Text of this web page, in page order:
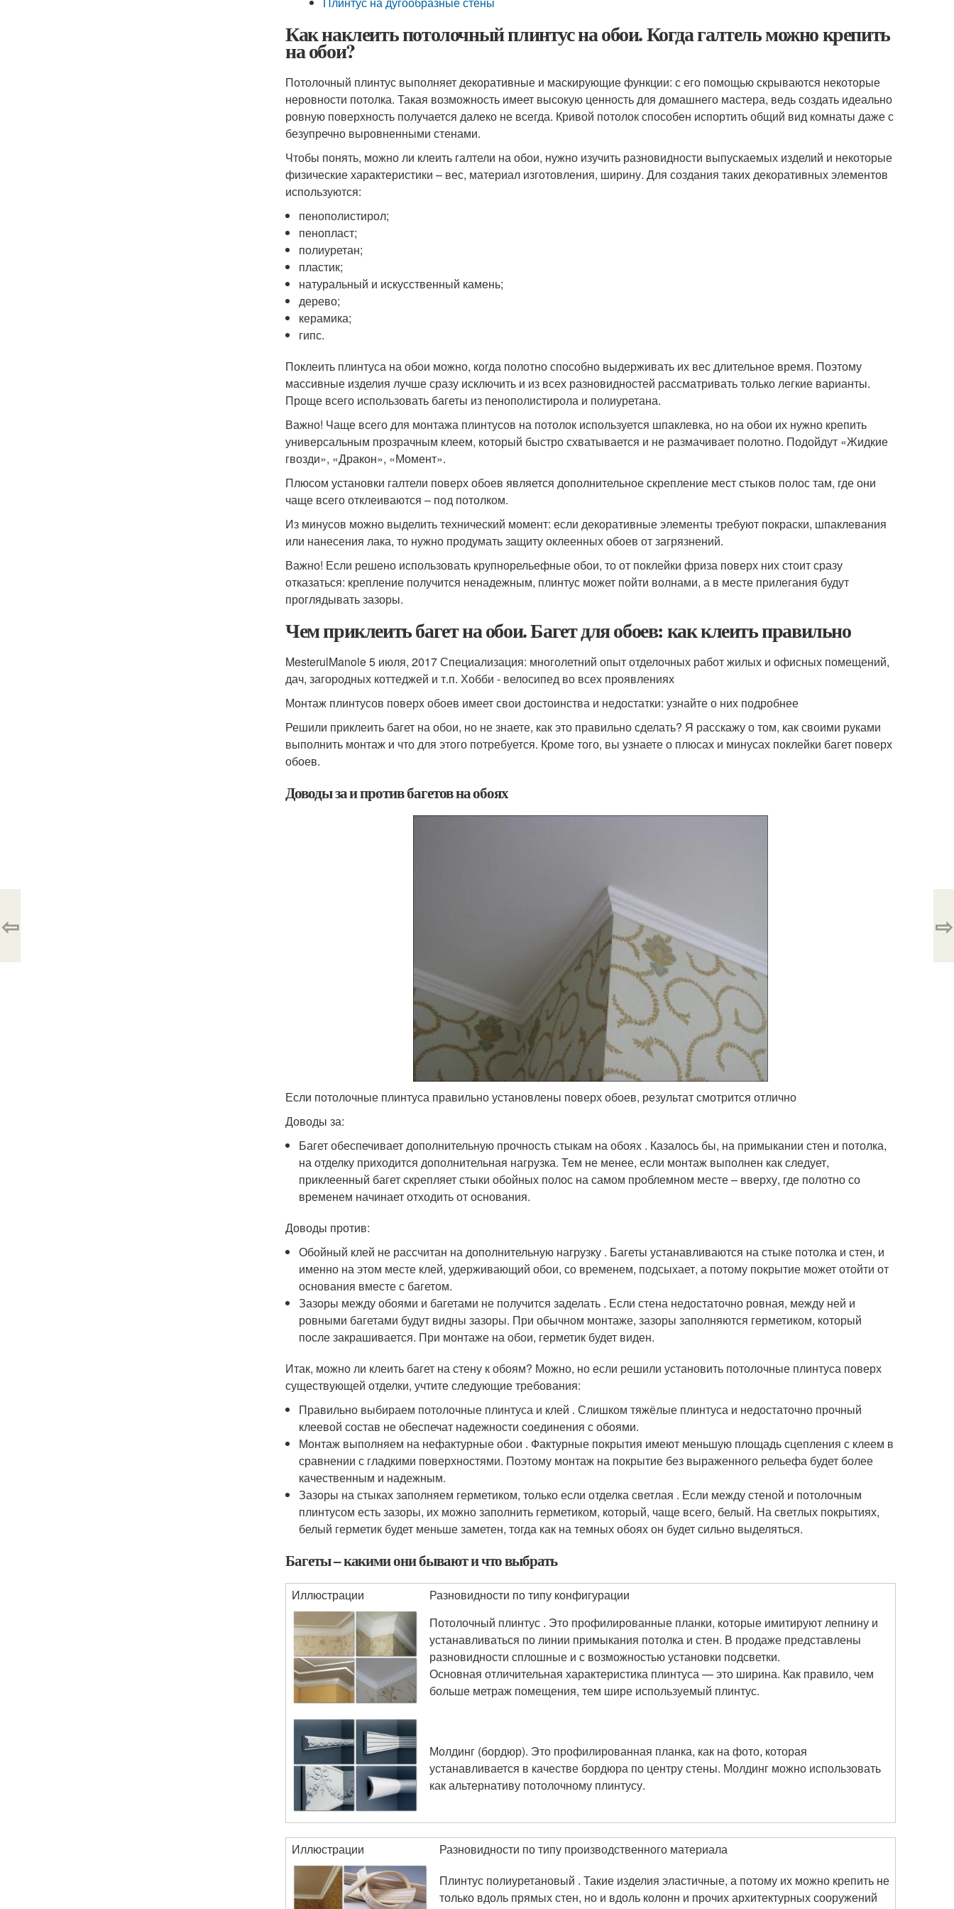
Как наклеить потолочный плинтус на обои. Когда галтель можно крепить
на обои?
Потолочный плинтус выполняет декоративные и маскирующие функции: с его помощью скрываются некоторые
неровности потолка. Такая возможность имеет высокую ценность для домашнего мастера, ведь создать идеально
ровную поверхность получается далеко не всегда. Кривой потолок способен испортить общий вид комнаты даже с
безупречно выровненными стенами.
Чтобы понять, можно ли клеить галтели на обои, нужно изучить разновидности выпускаемых изделий и некоторые
физические характеристики – вес, материал изготовления, ширину. Для создания таких декоративных элементов
используются:
пенополистирол;
пенопласт;
полиуретан;
пластик;
натуральный и искусственный камень;
дерево;
керамика;
гипс.
Поклеить плинтуса на обои можно, когда полотно способно выдерживать их вес длительное время. Поэтому
массивные изделия лучше сразу исключить и из всех разновидностей рассматривать только легкие варианты.
Проще всего использовать багеты из пенополистирола и полиуретана.
Важно! Чаще всего для монтажа плинтусов на потолок используется шпаклевка, но на обои их нужно крепить
универсальным прозрачным клеем, который быстро схватывается и не размачивает полотно. Подойдут «Жидкие
гвозди», «Дракон», «Момент».
Плюсом установки галтели поверх обоев является дополнительное скрепление мест стыков полос там, где они
чаще всего отклеиваются – под потолком.
Из минусов можно выделить технический момент: если декоративные элементы требуют покраски, шпаклевания
или нанесения лака, то нужно продумать защиту оклеенных обоев от загрязнений.
Важно! Если решено использовать крупнорельефные обои, то от поклейки фриза поверх них стоит сразу
отказаться: крепление получится ненадежным, плинтус может пойти волнами, а в месте прилегания будут
проглядывать зазоры.
Чем приклеить багет на обои. Багет для обоев: как клеить правильно
MesterulManole 5 июля, 2017 Специализация: многолетний опыт отделочных работ жилых и офисных помещений,
дач, загородных коттеджей и т.п. Хобби - велосипед во всех проявлениях
Монтаж плинтусов поверх обоев имеет свои достоинства и недостатки: узнайте о них подробнее
Решили приклеить багет на обои, но не знаете, как это правильно сделать? Я расскажу о том, как своими руками
выполнить монтаж и что для этого потребуется. Кроме того, вы узнаете о плюсах и минусах поклейки багет поверх
обоев.
Доводы за и против багетов на обоях
Если потолочные плинтуса правильно установлены поверх обоев, результат смотрится отлично
Доводы за:
Багет обеспечивает дополнительную прочность стыкам на обоях . Казалось бы, на примыкании стен и потолка,
на отделку приходится дополнительная нагрузка. Тем не менее, если монтаж выполнен как следует,
приклеенный багет скрепляет стыки обойных полос на самом проблемном месте – вверху, где полотно со
временем начинает отходить от основания.
Доводы против:
Обойный клей не рассчитан на дополнительную нагрузку . Багеты устанавливаются на стыке потолка и стен, и
именно на этом месте клей, удерживающий обои, со временем, подсыхает, а потому покрытие может отойти от
основания вместе с багетом.
Зазоры между обоями и багетами не получится заделать . Если стена недостаточно ровная, между ней и
ровными багетами будут видны зазоры. При обычном монтаже, зазоры заполняются герметиком, который
после закрашивается. При монтаже на обои, герметик будет виден.
Итак, можно ли клеить багет на стену к обоям? Можно, но если решили установить потолочные плинтуса поверх
существующей отделки, учтите следующие требования:
Правильно выбираем потолочные плинтуса и клей . Слишком тяжёлые плинтуса и недостаточно прочный
клеевой состав не обеспечат надежности соединения с обоями.
Монтаж выполняем на нефактурные обои . Фактурные покрытия имеют меньшую площадь сцепления с клеем в
сравнении с гладкими поверхностями. Поэтому монтаж на покрытие без выраженного рельефа будет более
качественным и надежным.
Зазоры на стыках заполняем герметиком, только если отделка светлая . Если между стеной и потолочным
плинтусом есть зазоры, их можно заполнить герметиком, который, чаще всего, белый. На светлых покрытиях,
белый герметик будет меньше заметен, тогда как на темных обоях он будет сильно выделяться.
Багеты – какими они бывают и что выбрать
Иллюстрации
Разновидности по типу конфигурации
Потолочный плинтус . Это профилированные планки, которые имитируют лепнину и
устанавливаться по линии примыкания потолка и стен. В продаже представлены
разновидности сплошные и с возможностью установки подсветки.
Основная отличительная характеристика плинтуса — это ширина. Как правило, чем
больше метраж помещения, тем шире используемый плинтус.
Молдинг (бордюр). Это профилированная планка, как на фото, которая
устанавливается в качестве бордюра по центру стены. Молдинг можно использовать
как альтернативу потолочному плинтусу.
Иллюстрации
Разновидности по типу производственного материала
Плинтус полиуретановый . Такие изделия эластичные, а потому их можно крепить не
только вдоль прямых стен, но и вдоль колонн и прочих архитектурных сооружений
⇦ ⇨